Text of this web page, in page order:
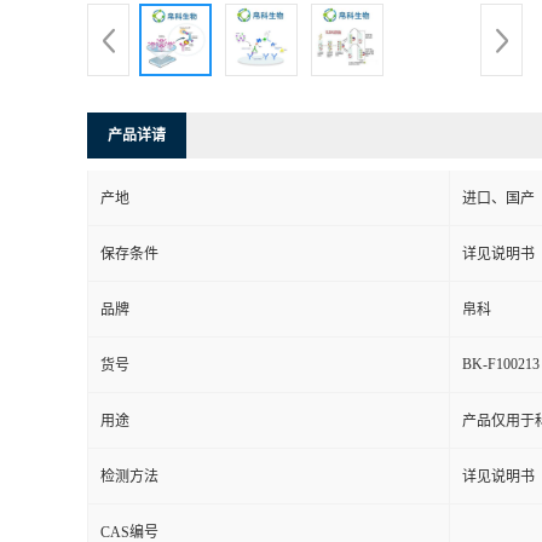
产品详请
产地 进口、国产
保存条件 详见说明书
品牌 帛科
货号 BK-F100213
用途 产品仅用于
检测方法 详见说明书
CAS编号